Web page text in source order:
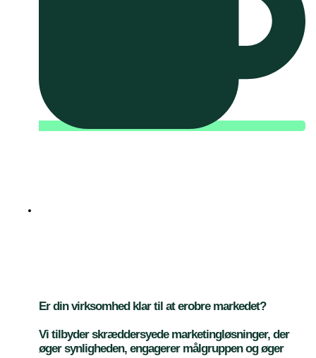
Er din virksomhed klar til at erobre markedet?
Vi tilbyder skræddersyede marketingløsninger, der
øger synligheden, engagerer målgruppen og øger